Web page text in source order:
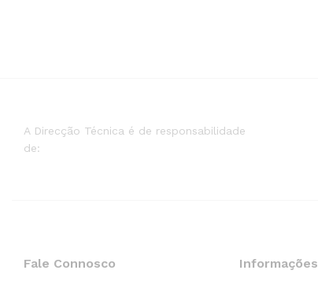
A Direcção Técnica é de responsabilidade
de:
Fale Connosco Informações